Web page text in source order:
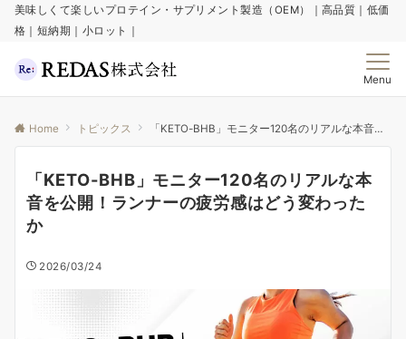
美味しくて楽しいプロテイン・サプリメント製造（OEM）｜高品質｜低価
格｜短納期｜小ロット｜
Menu
Home トピックス 「KETO-BHB」モニター120名のリアルな本音を公開！ランナーの疲労感はどう変わったか
「KETO-BHB」モニター120名のリアルな本
音を公開！ランナーの疲労感はどう変わった
か
2026/03/24